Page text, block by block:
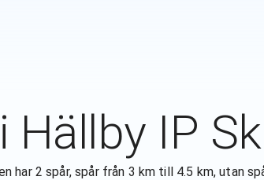
Hällby IP
har 2 spår, spår från 3 km till 4.5 km, utan